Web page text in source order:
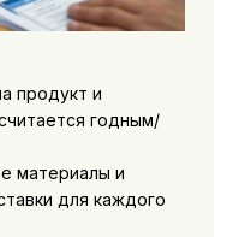
продукт и
годным/
материалы и
для каждого